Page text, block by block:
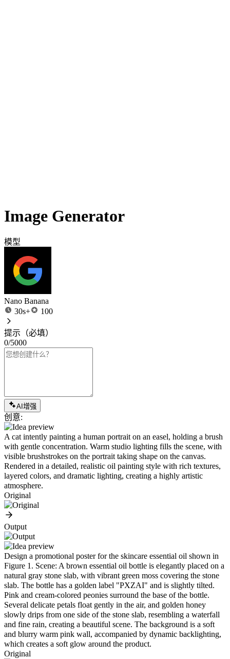
Image Generator
模型
Nano Banana
30s+
100
提示 （必填）
0/5000
AI增强
创意:
A cat intently painting a human portrait on an easel, holding a brush
with gentle concentration. Warm studio lighting fills the scene, with
visible brushstrokes on the portrait taking shape on the canvas.
Rendered in a detailed, realistic oil painting style with rich textures,
layered colors, and dramatic lighting, creating a highly artistic
atmosphere.
Original
Output
Design a promotional poster for the skincare essential oil shown in
Figure 1. Scene: A brown essential oil bottle is elegantly placed on a
natural gray stone slab, with vibrant green moss covering the stone
slab. The bottle has a golden label "PXZAI" and is slightly tilted.
Pink and cream-colored peonies surround the base of the bottle.
Several delicate petals float gently in the air, and golden honey
slowly drips from one side of the stone slab, resembling a waterfall
and fine rain, creating a beautiful scene. The background is a soft
and blurry warm pink wall, accompanied by dynamic backlighting,
which creates a soft glow around the product.
Original